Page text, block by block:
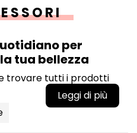
per
tua bellezza
trovare tutti i prodotti
a contribuire alla
corpo. Spugne,
trucco e molto altro...